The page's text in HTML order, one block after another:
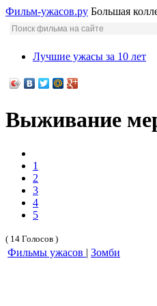
Фильм-ужасов.ру Большая
Лучшие ужасы за 10 лет
Выживание
1
2
3
4
5
( 14 Голосов )
Фильмы ужасов | Зомби